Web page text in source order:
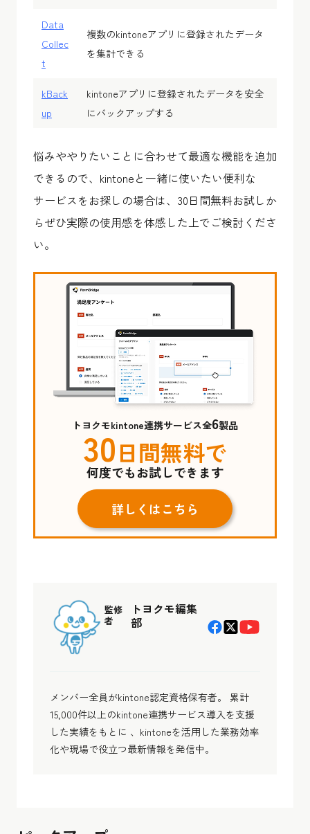
Data
Collec
t
複数のkintoneアプリに登録されたデータ
を集計できる
kBack
up
kintoneアプリに登録されたデータを安全
にバックアップする
悩みややりたいことに合わせて最適な機能を追加
できるので、kintoneと一緒に使いたい便利な
サービスをお探しの場合は、30日間無料お試しか
らぜひ実際の使用感を体感した上でご検討くださ
い。
トヨクモkintone連携サービス全6製品
30日間無料で
何度でもお試しできます
詳しくはこちら
監修
者
トヨクモ編集
部
メンバー全員がkintone認定資格保有者。 累計
15,000件以上のkintone連携サービス導入を支援
した実績をもとに 、kintoneを活用した業務効率
化や現場で役立つ最新情報を発信中。